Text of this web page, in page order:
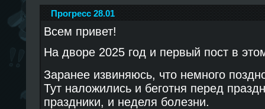
Прогресс 28.01
Всем привет!
На дворе 2025 год и первый пост в
Заранее извиняюсь, что немного
Тут наложились и беготня перед
праздники, и неделя болезни.